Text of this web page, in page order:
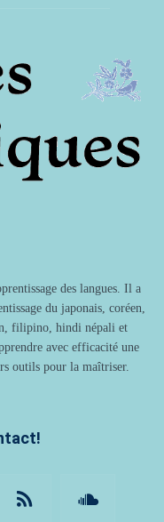
des langues. Il a
du japonais, coréen,
filipino, hindi népali et
avec efficacité une
outils pour la maîtriser.